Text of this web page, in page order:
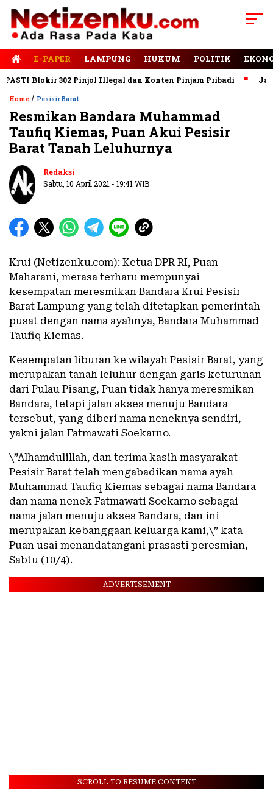
E-PAPER LAMPUNG HUKUM POLITIK
Blokir 302 Pinjol Illegal dan Konten Pinjam Pribadi Jalan
Home / Pesisir Barat
Resmikan Bandara Muhammad
Taufiq Kiemas, Puan Akui Pesisir
Barat Tanah Leluhurnya
Redaksi
Sabtu, 10 April 2021 - 19:41 WIB
Krui (Netizenku.com): Ketua DPR RI, Puan
Maharani, merasa terharu mempunyai
kesempatan meresmikan Bandara Krui Pesisir
Barat Lampung yang telah ditetapkan pemerintah
pusat dengan nama ayahnya, Bandara Muhammad
Taufiq Kiemas.
Kesempatan liburan ke wilayah Pesisir Barat, yang
merupakan tanah leluhur dengan garis keturunan
dari Pulau Pisang, Puan tidak hanya meresmikan
Bandara, tetapi jalan akses menuju Bandara
tersebut, yang diberi nama neneknya sendiri,
yakni jalan Fatmawati Soekarno.
\”Alhamdulillah, dan terima kasih masyarakat
Pesisir Barat telah mengabadikan nama ayah
Muhammad Taufiq Kiemas sebagai nama Bandara
dan nama nenek Fatmawati Soekarno sebagai
nama jalan menuju akses Bandara, dan ini
merupakan kebanggaan keluarga kami,\” kata
Puan usai menandatangani prasasti peresmian,
Sabtu (10/4).
ADVERTISEMENT
SCROLL TO RESUME CONTENT